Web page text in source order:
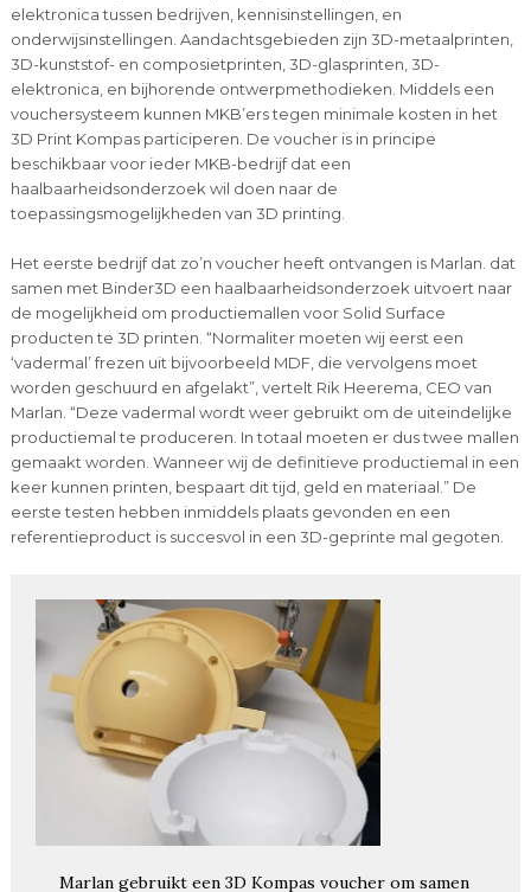
elektronica tussen bedrijven, kennisinstellingen, en
onderwijsinstellingen. Aandachtsgebieden zijn 3D-metaalprinten,
3D-kunststof- en composietprinten, 3D-glasprinten, 3D-
elektronica, en bijhorende ontwerpmethodieken. Middels een
vouchersysteem kunnen MKB’ers tegen minimale kosten in het
3D Print Kompas participeren. De voucher is in principe
beschikbaar voor ieder MKB-bedrijf dat een
haalbaarheidsonderzoek wil doen naar de
toepassingsmogelijkheden van 3D printing.
Het eerste bedrijf dat zo’n voucher heeft ontvangen is Marlan. dat
samen met Binder3D een haalbaarheidsonderzoek uitvoert naar
de mogelijkheid om productiemallen voor Solid Surface
producten te 3D printen. “Normaliter moeten wij eerst een
‘vadermal’ frezen uit bijvoorbeeld MDF, die vervolgens moet
worden geschuurd en afgelakt”, vertelt Rik Heerema, CEO van
Marlan. “Deze vadermal wordt weer gebruikt om de uiteindelijke
productiemal te produceren. In totaal moeten er dus twee mallen
gemaakt worden. Wanneer wij de definitieve productiemal in een
keer kunnen printen, bespaart dit tijd, geld en materiaal.” De
eerste testen hebben inmiddels plaats gevonden en een
referentieproduct is succesvol in een 3D-geprinte mal gegoten.
Marlan gebruikt een 3D Kompas voucher om samen